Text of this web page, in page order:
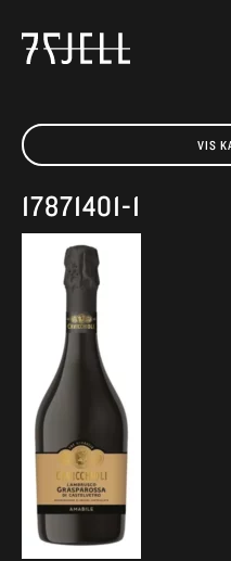
VIS
17871401-1